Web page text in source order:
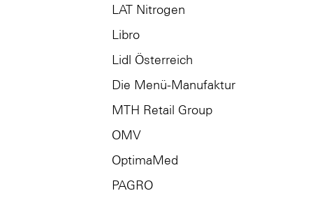
LAT Nitrogen
Libro
Lidl Österreich
Die Menü-Manufaktur
MTH Retail Group
OMV
OptimaMed
PAGRO